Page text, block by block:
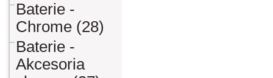
Baterie -
Chrome (28)
Baterie -
Akcesoria